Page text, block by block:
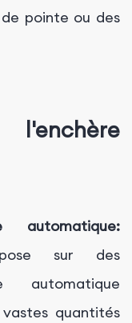
pointe ou des
automatique:
sur des
automatique
quantités